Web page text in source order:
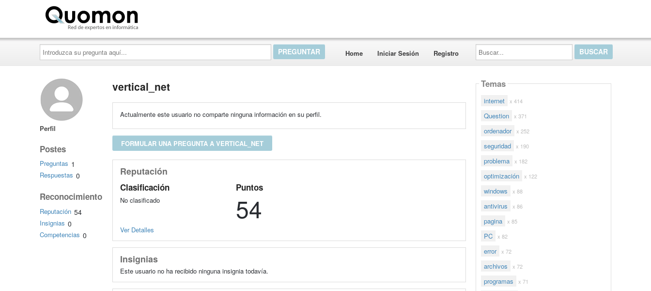
Introduzca
su
pregunta
aquí...
Home Iniciar Sesión Registro
Buscar...
Perfil
Postes
Preguntas 1
Respuestas 0
Reconocimiento
Reputación 54
Insignias 0
Competencias 0
vertical_net
Actualmente este usuario no comparte ninguna información en su perfil.
FORMULAR UNA PREGUNTA A VERTICAL_NET
Reputación
Clasificación
No clasificado
Puntos
54
Ver Detalles
Insignias
Este usuario no ha recibido ninguna insignia todavía.
Temas
internet x 414
Question x 371
ordenador x 252
seguridad x 190
problema x 182
optimización x 122
windows x 88
antivirus x 86
pagina x 85
PC x 82
error x 72
archivos x 72
programas x 71